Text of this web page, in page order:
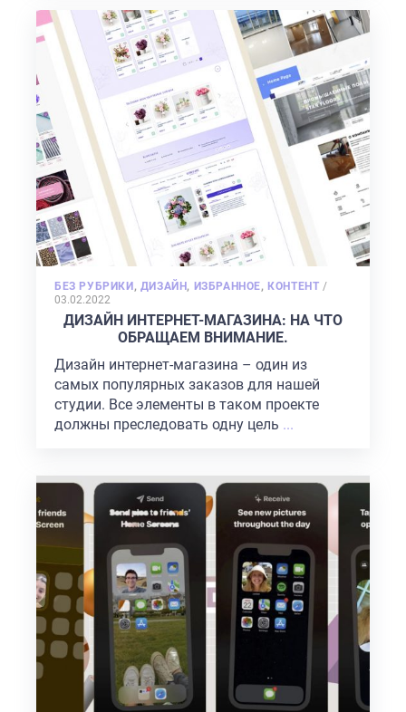
БЕЗ РУБРИКИ , ДИЗАЙН , ИЗБРАННОЕ, КОНТЕНТ /POSTED
03.02.2022
ДИЗАЙН ИНТЕРНЕТ-МАГАЗИНА: НА ЧТО
ОБРАЩАЕМ ВНИМАНИЕ.
Дизайн интернет-магазина – один из
самых популярных заказов для нашей
студии. Все элементы в таком проекте
должны преследовать одну цель ...